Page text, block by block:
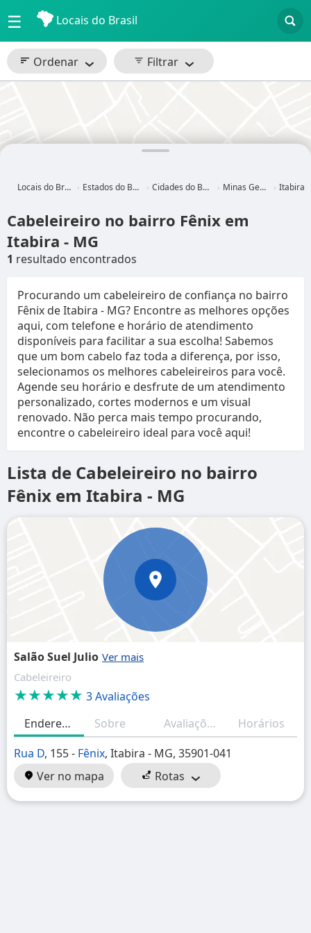
☰ Locais do Brasil
Ordenar Filtrar
Locais do Brasil Estados do Brasil Cidades do Brasil Minas Gerais Itabira - MG
Cabeleireiro no bairro Fênix em
Itabira - MG
1 resultado encontrados
Procurando um cabeleireiro de confiança no bairro
Fênix de Itabira - MG? Encontre as melhores opções
aqui, com telefone e horário de atendimento
disponíveis para facilitar a sua escolha! Sabemos
que um bom cabelo faz toda a diferença, por isso,
selecionamos os melhores cabeleireiros para você.
Agende seu horário e desfrute de um atendimento
personalizado, cortes modernos e um visual
renovado. Não perca mais tempo procurando,
encontre o cabeleireiro ideal para você aqui!
Lista de Cabeleireiro no bairro
Fênix em Itabira - MG
Salão Suel Julio
Cabeleireiro
★★★★★ 3 Avaliações
Endereço
Sobre Avaliações
Horários
Rua D, 155 - Fênix, Itabira - MG, 35901-041
Ver no mapa
Rotas